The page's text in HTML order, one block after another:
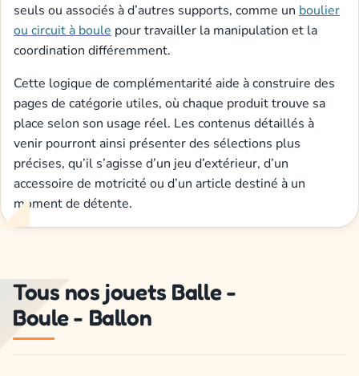
seuls ou associés à d’autres supports, comme un boulier
ou circuit à boule pour travailler la manipulation et la
coordination différemment.
Cette logique de complémentarité aide à construire des
pages de catégorie utiles, où chaque produit trouve sa
place selon son usage réel. Les contenus détaillés à
venir pourront ainsi présenter des sélections plus
précises, qu’il s’agisse d’un jeu d’extérieur, d’un
accessoire de motricité ou d’un article destiné à un
moment de détente.
Tous nos jouets Balle -
Boule - Ballon